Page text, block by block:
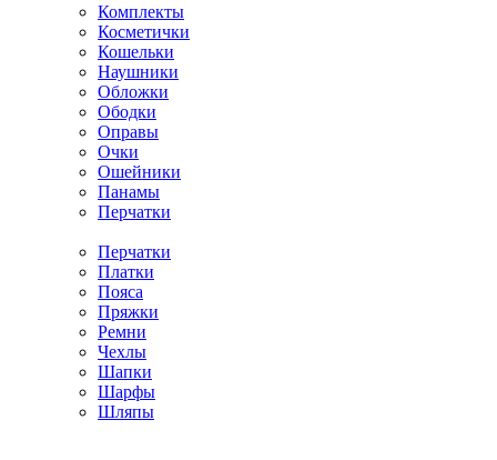
Комплекты
Косметички
Кошельки
Наушники
Обложки
Ободки
Оправы
Очки
Ошейники
Панамы
Перчатки
Перчатки
Платки
Пояса
Пряжки
Ремни
Чехлы
Шапки
Шарфы
Шляпы